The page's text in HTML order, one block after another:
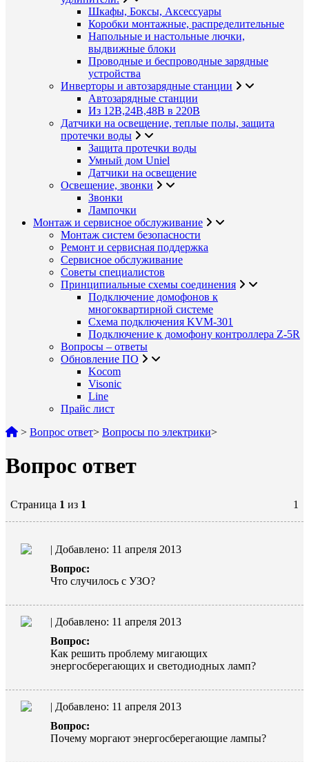
Шкафы, Боксы, Аксессуары
Коробки монтажные, распределительные
Напольные и настольные лючки,
выдвижные блоки
Проводные и беспроводные зарядные
устройства
Инверторы и автозарядные станции
Автозарядные станции
Из 12В,24В,48В в 220В
Датчики на освещение, теплые полы, защита
протечки воды
Защита протечки воды
Умный дом Uniel
Датчики на освещение
Освещение, звонки
Звонки
Лампочки
Монтаж и сервисное обслуживание
Монтаж систем безопасности
Ремонт и сервисная поддержка
Сервисное обслуживание
Советы специалистов
Принципиальные схемы соединения
Подключение домофонов к
многоквартирной системе
Схема подключения KVM-301
Подключение к домофону контроллера Z-5R
Вопросы – ответы
Обновление ПО
Kocom
Visonic
Line
Прайс лист
> Вопрос ответ> Вопросы по электрики>
Вопрос ответ
Страница 1 из 1 1
| Добавлено: 11 апреля 2013
Вопрос:
Что случилось с УЗО?
| Добавлено: 11 апреля 2013
Вопрос:
Как решить проблему мигающих
энергосберегающих и светодиодных ламп?
| Добавлено: 11 апреля 2013
Вопрос:
Почему моргают энергосберегающие лампы?